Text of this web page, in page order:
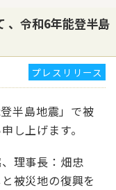
、令和6年能登半島
プレスリリース
半島地震」で被
し上げます。
理事長：畑忠
被災地の復興を